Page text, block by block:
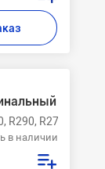
R290, R270
в наличии